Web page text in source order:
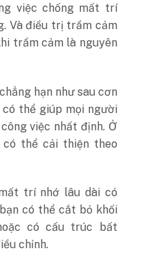
việc chống mất trí
Và điều trị trầm cảm
trầm cảm là nguyên
hạn như sau cơn
thể giúp mọi người
việc nhất định. Ở
thể cải thiện theo
trí nhớ lâu dài có
có thể cắt bỏ khối
có cấu trúc bất
chỉnh.